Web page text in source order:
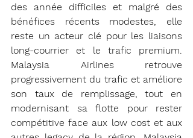
des année difficiles et malgré des
bénéfices récents modestes, elle
reste un acteur clé pour les liaisons
long-courrier et le trafic premium.
Malaysia Airlines retrouve
progressivement du trafic et améliore
son taux de remplissage, tout en
modernisant sa flotte pour rester
compétitive face aux low cost et aux